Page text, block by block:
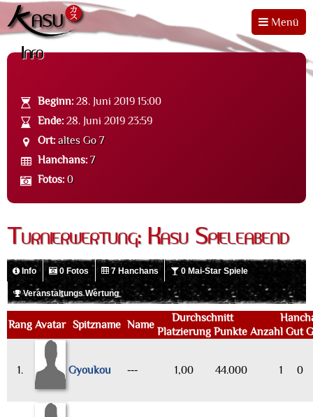
Menü
Info
Beginn: 28. Juni 2019 15:00
Ende: 28. Juni 2019 23:59
Ort: altes Go 7
Hanchans: 7
Fotos: 0
Turnierwertung: Kasu Spieleabend
Info 0 Fotos 7 Hanchans 0 Mai-Star Spiele
Veranstaltungs Wertung
Rang Avatar Spitzname Name
Durchschnitt
Platzierung Punkte Anzahl Gut
1. Gyoukou --- 1,00 44.000 1 0